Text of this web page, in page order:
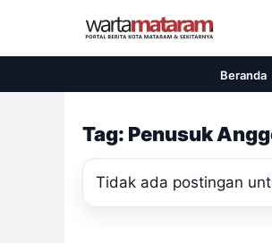
content
Beranda
Tag: Penusuk
Tidak ada postingan